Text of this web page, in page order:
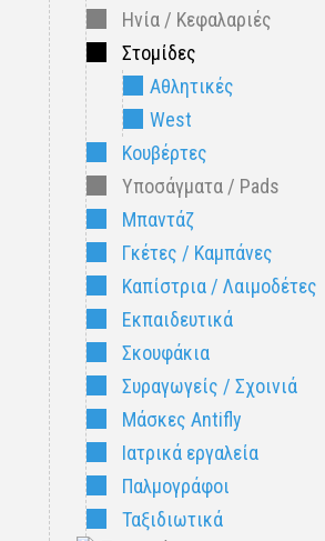
Ηνία / Κεφαλαριές
Στομίδες
Αθλητικές
West
Κουβέρτες
Υποσάγματα / Pads
Μπαντάζ
Γκέτες / Καμπάνες
Καπίστρια / Λαιμοδέτες
Εκπαιδευτικά
Σκουφάκια
Συραγωγείς / Σχοινιά
Μάσκες Antifly
Ιατρικά εργαλεία
Παλμογράφοι
Ταξιδιωτικά